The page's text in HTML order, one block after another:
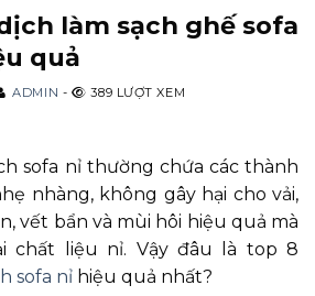
làm sạch ghế sofa
quả
ADMIN - 389 LƯỢT XEM
sofa nỉ thường chứa các thành
nhàng, không gây hại cho vải,
vết bẩn và mùi hôi hiệu quả mà
chất liệu nỉ. Vậy đâu là top 8
sofa nỉ hiệu quả nhất?